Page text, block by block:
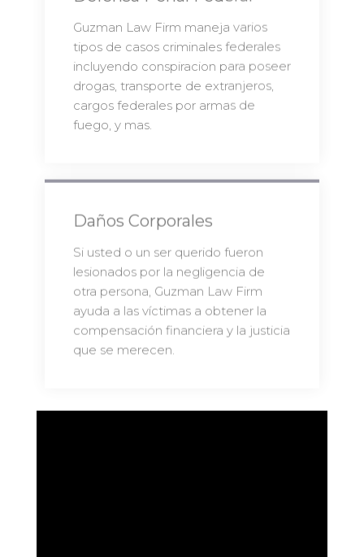
Guzman Law Firm maneja varios
tipos de casos criminales federales
incluyendo conspiracion para poseer
drogas, transporte de extranjeros,
cargos federales por armas de
fuego, y mas.
Daños Corporales
Si usted o un ser querido fueron
lesionados por la negligencia de
otra persona, Guzman Law Firm
ayuda a las víctimas a obtener la
compensación financiera y la justicia
que se merecen.